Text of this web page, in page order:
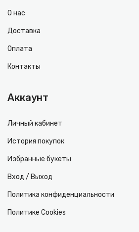
О нас
Доставка
Оплата
Контакты
Аккаунт
Личный кабинет
История покупок
Избранные букеты
Вход / Выход
Политика конфиденциальности
Политике Cookies